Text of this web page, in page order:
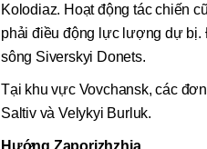
Kolodiaz. Hoạt động tác chiến
phải điều động lực lượng dự
sông Siverskyi Donets.
Tại khu vực Vovchansk, các
Saltiv và Velykyi Burluk.